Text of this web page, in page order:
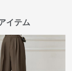
イテム